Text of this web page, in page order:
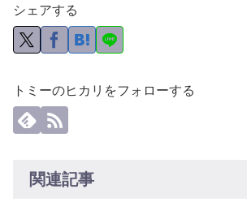
シェアする
トミーのヒカリをフォローする
関連記事